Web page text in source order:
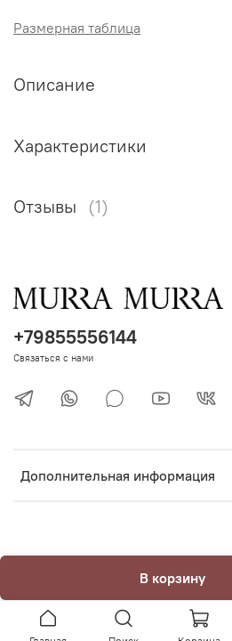
В корзину
Размерная таблица
Описание
Характеристики
Отзывы (1)
Дополнительная информация
+79855556144
Связаться с нами